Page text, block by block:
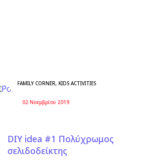
FAMILY CORNER, KIDS ACTIVITIES
02 Νοεμβρίου 2019
DIY idea #1 Πολύχρωμος
σελιδοδείκτης